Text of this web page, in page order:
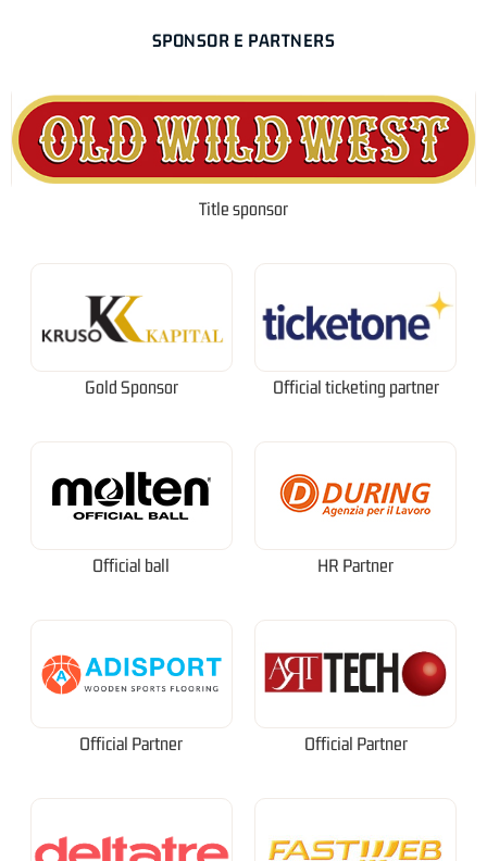
SPONSOR E PARTNERS
Title sponsor
Gold Sponsor Official ticketing partner
Official ball HR Partner
Official Partner Official Partner